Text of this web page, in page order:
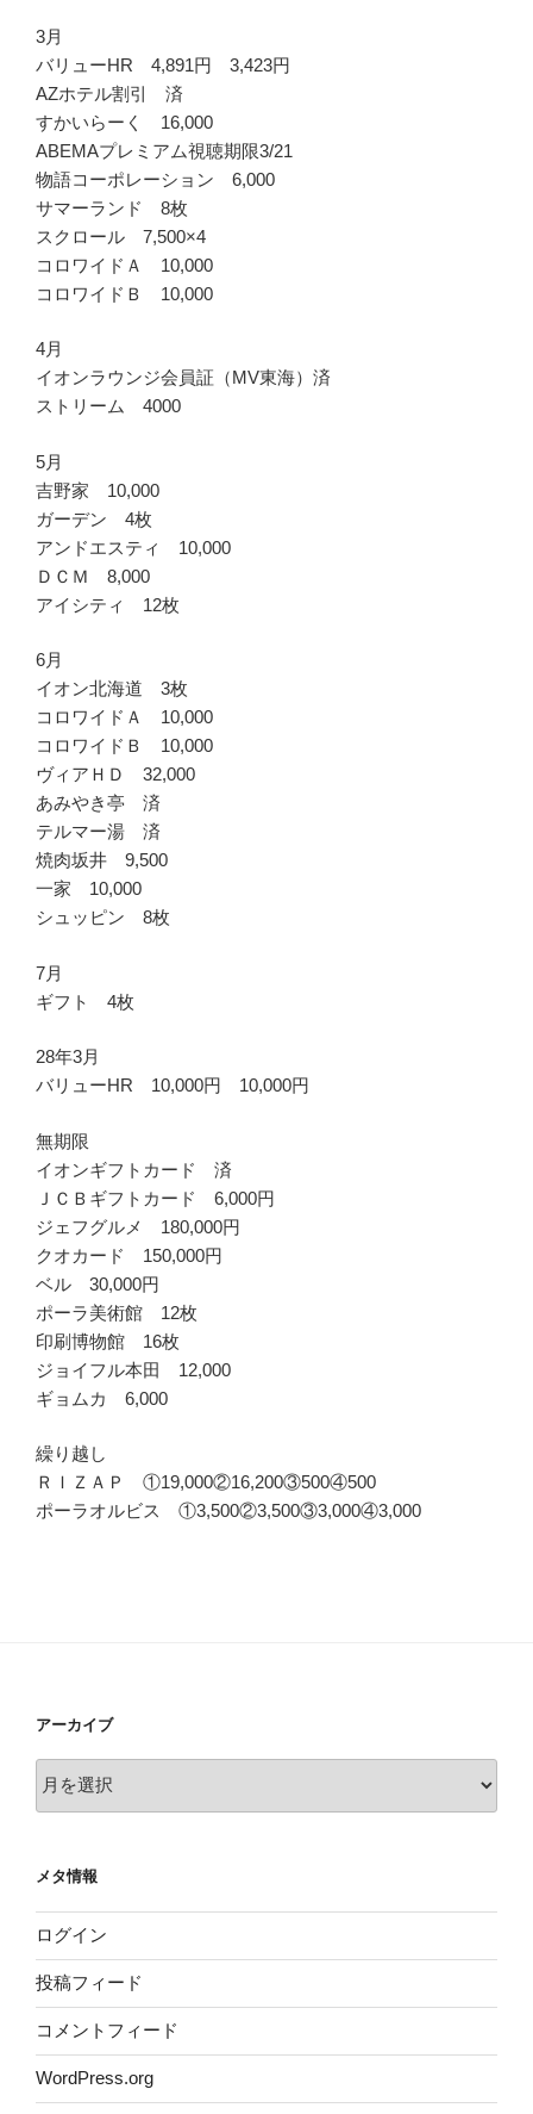
3月
バリューHR 4,891円 3,423円
AZホテル割引 済
すかいらーく 16,000
ABEMAプレミアム視聴期限3/21
物語コーポレーション 6,000
サマーランド 8枚
スクロール 7,500×4
コロワイドＡ 10,000
コロワイドＢ 10,000
4月
イオンラウンジ会員証（MV東海）済
ストリーム 4000
5月
吉野家 10,000
ガーデン 4枚
アンドエスティ 10,000
ＤＣＭ 8,000
アイシティ 12枚
6月
イオン北海道 3枚
コロワイドＡ 10,000
コロワイドＢ 10,000
ヴィアＨＤ 32,000
あみやき亭 済
テルマー湯 済
焼肉坂井 9,500
一家 10,000
シュッピン 8枚
7月
ギフト 4枚
28年3月
バリューHR 10,000円 10,000円
無期限
イオンギフトカード 済
ＪＣＢギフトカード 6,000円
ジェフグルメ 180,000円
クオカード 150,000円
ベル 30,000円
ポーラ美術館 12枚
印刷博物館 16枚
ジョイフル本田 12,000
ギョムカ 6,000
繰り越し
ＲＩＺＡＰ ①19,000②16,200③500④500
ポーラオルビス ①3,500②3,500③3,000④3,000
アーカイブ
ア
ー
ブ
メタ情報
ログイン
投稿フィード
コメントフィード
WordPress.org